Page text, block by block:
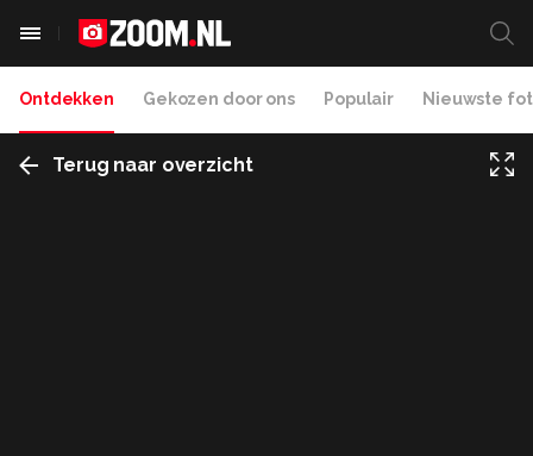
Ontdekken Gekozen door ons Populair Nieuwste
Terug naar overzicht